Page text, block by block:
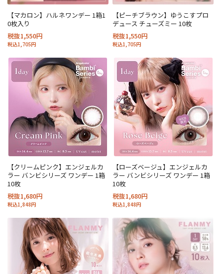
【マカロン】ハルネワンデー 1箱1
0枚入り
税抜1,550円
税込1,705円
【ピーチブラウン】ゆうこすプロ
デュース チューズミー 10枚
税抜1,550円
税込1,705円
【クリームピンク】エンジェルカ
ラー バンビシリーズ ワンデー 1箱
10枚
税抜1,680円
税込1,848円
【ローズベージュ】エンジェルカ
ラー バンビシリーズ ワンデー 1箱
10枚
税抜1,680円
税込1,848円